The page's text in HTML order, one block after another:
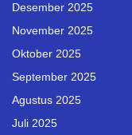
Desember 2025
November 2025
Oktober 2025
September 2025
Agustus 2025
Juli 2025